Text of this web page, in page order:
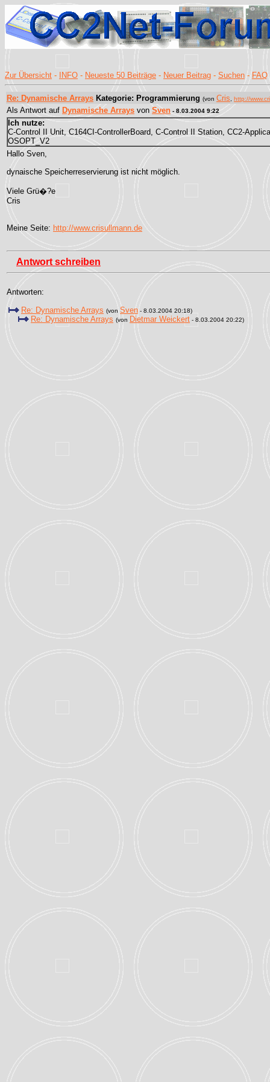
Zur Übersicht - INFO - Neueste 50 Beiträge - Neuer Beitrag - Suchen - FAQ
Re: Dynamische Arrays Kategorie: Programmierung (von Cris http://
Als Antwort auf Dynamische Arrays von Sven - 8.03.2004 9:22
Ich nutze:
C-Control II Unit, C164CI-ControllerBoard, C-Control II Station, CC2-
OSOPT_V2
Hallo Sven,
dynaische Speicherreservierung ist nicht möglich.
Viele Grü�?e
Cris
Meine Seite: http://www.crisullmann.de
Antwort schreiben
Antworten:
Re: Dynamische Arrays (von Sven - 8.03.2004 20:18)
Re: Dynamische Arrays (von Dietmar Weickert - 8.03.2004 20:22)